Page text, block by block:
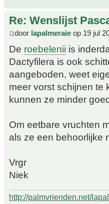
Re: Wenslijst
door lapalmeraie op 19 jul
De roebelenii is
Dactyfilera is ook
aangeboden, weet
meer vorst schijnen te
kunnen ze minder
Om eetbare vruchten
als ze een behoorlijke
Vrgr
Niek
http://palmvrienden.net/